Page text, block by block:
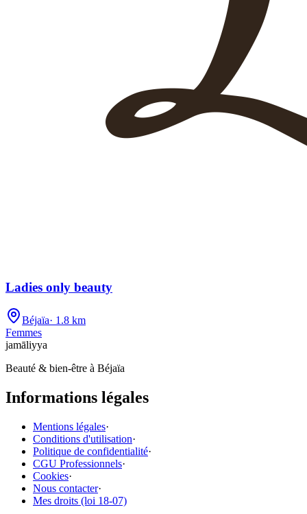
Ladies only beauty
Béjaïa· 1.8 km
Femmes
jamāliyya
Beauté & bien-être à Béjaïa
Informations légales
Mentions légales·
Conditions d'utilisation·
Politique de confidentialité·
CGU Professionnels·
Cookies·
Nous contacter·
Mes droits (loi 18-07)